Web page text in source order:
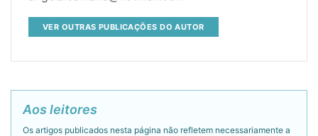
VER OUTRAS PUBLICAÇÕES DO AUTOR
Aos leitores
Os artigos publicados nesta página não refletem necessariamente a